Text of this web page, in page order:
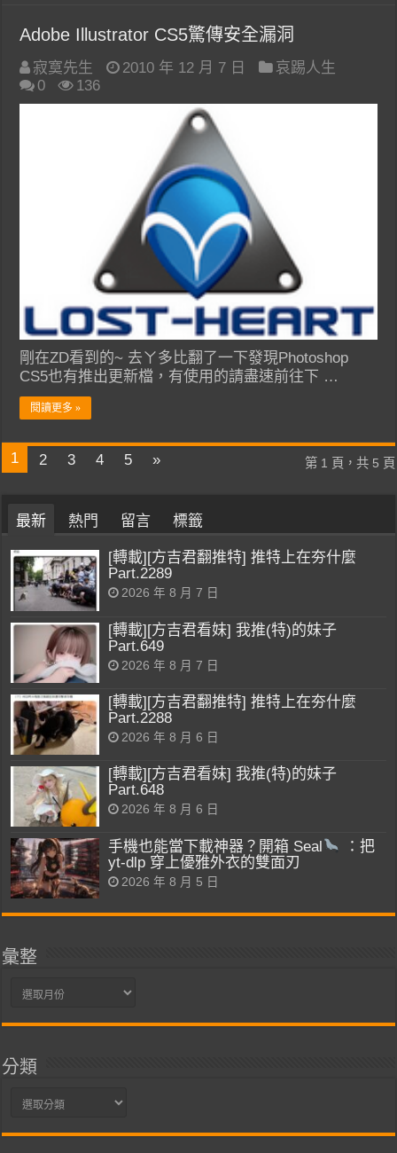
Adobe Illustrator CS5驚傳安全漏洞
寂寞先生 2010 年 12 月 7 日
哀踢人生
0
136
剛在ZD看到的~ 去ㄚ多比翻了一下發現Photoshop
CS5也有推出更新檔，有使用的請盡速前往下 …
閱讀更多 »
第 1 頁，共 5 頁
1 2 3 4 5 »
最新 熱門 留言 標籤
[轉載][方吉君翻推特] 推特上在夯什麼
Part.2289
2026 年 8 月 7 日
[轉載][方吉君看妹] 我推(特)的妹子
Part.649
2026 年 8 月 7 日
[轉載][方吉君翻推特] 推特上在夯什麼
Part.2288
2026 年 8 月 6 日
[轉載][方吉君看妹] 我推(特)的妹子
Part.648
2026 年 8 月 6 日
手機也能當下載神器？開箱 Seal
：把
yt-dlp 穿上優雅外衣的雙面刃
2026 年 8 月 5 日
彙整
彙
分類
分